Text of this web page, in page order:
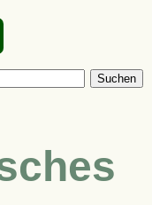
Suchen